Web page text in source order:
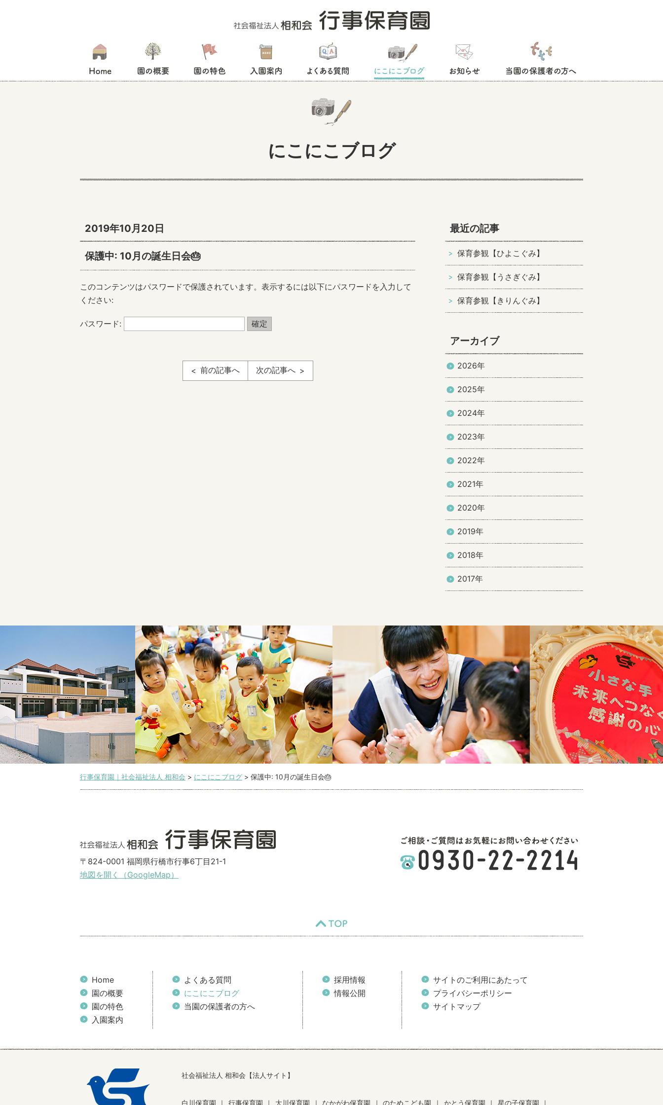
にこにこブログ
2019年10月20日
保護中: 10月の誕生日会🎂
このコンテンツはパスワードで保護されています。表示するには以下にパスワードを入力して
ください:
パスワード:
前の記事へ 次の記事へ
最近の記事
保育参観【ひよこぐみ】
保育参観【うさぎぐみ】
保育参観【きりんぐみ】
アーカイブ
2026年
2025年
2024年
2023年
2022年
2021年
2020年
2019年
2018年
2017年
行事保育園｜社会福祉法人 相和会 > にこにこブログ > 保護中: 10月の誕生日会🎂
〒824-0001 福岡県行橋市行事6丁目21-1
地図を開く（GoogleMap）
Home
園の概要
園の特色
入園案内
よくある質問
にこにこブログ
当園の保護者の方へ
採用情報
情報公開
サイトのご利用にあたって
プライバシーポリシー
サイトマップ
社会福祉法人 相和会【法人サイト】
白川保育園 ｜ 行事保育園 ｜ 大川保育園 ｜ なかがわ保育園 ｜ のためこども園 ｜ かとう保育園 ｜ 星の子保育園 ｜